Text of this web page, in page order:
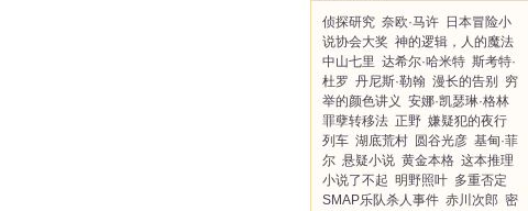
侦探研究 奈欧·马许 日本冒险小
说协会大奖 神的逻辑，人的魔法
中山七里 达希尔·哈米特 斯考特·
杜罗 丹尼斯·勒翰 漫长的告别
穷
举的颜色讲义 安娜·凯瑟琳·格林
罪孽转移法 正野 嫌疑犯的夜行
列车 湖底荒村 圆谷光彦 基甸·菲
尔 悬疑小说 黄金本格 这本推理
小说了不起 明野照叶 多重否定
SMAP乐队杀人事件 赤川次郎 密